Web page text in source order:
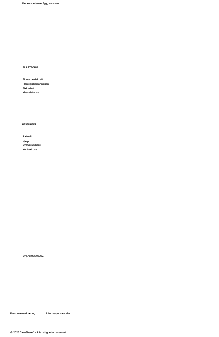
Del kompetanse. Bygg sammen.
PLATTFORM
Planlegg bemanningen
Finn arbeidskraft
Sikkerhet
KI-assistanse
RESSURSER
Hjelp
Aktuelt
Om CrewShare
Kontakt oss
Org.nr: 935469627
Personvernerklæring Informasjonskapsler
© 2025 CrewShare™ – Alle rettigheter reservert